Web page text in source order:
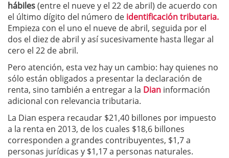
hábiles(entre el nueve y el 22 de abril) de acuerdo con
el último dígito del número de identificación tributaria.
Empieza con el uno el nueve de abril, seguida por el
dos el diez de abril y así sucesivamente hasta llegar al
cero el 22 de abril.
Pero atención, esta vez hay un cambio: hay quienes no
sólo están obligados a presentar la declaración de
renta, sino también a entregar a la Dian información
adicional con relevancia tributaria.
La Dian espera recaudar $21,40 billones por impuesto
a la renta en 2013, de los cuales $18,6 billones
corresponden a grandes contribuyentes, $1,7 a
personas jurídicas y $1,17 a personas naturales.